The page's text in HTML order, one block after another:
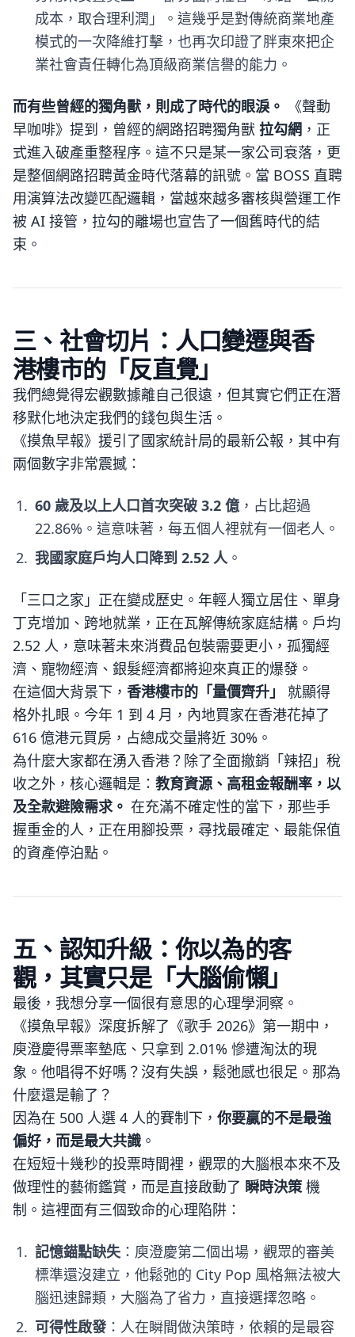
成本，取合理利潤」。這幾乎是對傳統商業地產
模式的一次降維打擊，也再次印證了胖東來把企
業社會責任轉化為頂級商業信譽的能力。
而有些曾經的獨角獸，則成了時代的眼淚。
《聲動
早咖啡》提到，曾經的網路招聘獨角獸 拉勾網 ，正
式進入破產重整程序。這不只是某一家公司衰落，更
是整個網路招聘黃金時代落幕的訊號。當 BOSS 直聘
用演算法改變匹配邏輯，當越來越多審核與營運工作
被 AI 接管，拉勾的離場也宣告了一個舊時代的結
束。
三、社會切片：人口變遷與香
港樓市的「反直覺」
我們總覺得宏觀數據離自己很遠，但其實它們正在潛
移默化地決定我們的錢包與生活。
《摸魚早報》援引了國家統計局的最新公報，其中有
兩個數字非常震撼：
60 歲及以上人口首次突破 3.2 億 ，占比超過
22.86%。這意味著，每五個人裡就有一個老人。
我國家庭戶均人口降到 2.52 人。
「三口之家」正在變成歷史。年輕人獨立居住、單身
丁克增加、跨地就業，正在瓦解傳統家庭結構。戶均
2.52 人，意味著未來消費品包裝需要更小，孤獨經
濟、寵物經濟、銀髮經濟都將迎來真正的爆發。
在這個大背景下， 香港樓市的「量價齊升」
就顯得
格外扎眼。今年 1 到 4 月，內地買家在香港花掉了
616 億港元買房，占總成交量將近 30%。
為什麼大家都在湧入香港？除了全面撤銷「辣招」稅
收之外，核心邏輯是： 教育資源、高租金報酬率，以
及全款避險需求。 在充滿不確定性的當下，那些手
握重金的人，正在用腳投票，尋找最確定、最能保值
的資產停泊點。
五、認知升級：你以為的客
觀，其實只是「大腦偷懶」
最後，我想分享一個很有意思的心理學洞察。
《摸魚早報》深度拆解了《歌手 2026》第一期中，
庾澄慶得票率墊底、只拿到 2.01% 慘遭淘汰的現
象。他唱得不好嗎？沒有失誤，鬆弛感也很足。那為
什麼還是輸了？
因為在 500 人選 4 人的賽制下， 你要贏的不是最強
偏好，而是最大共識 。
在短短十幾秒的投票時間裡，觀眾的大腦根本來不及
做理性的藝術鑑賞，而是直接啟動了 瞬時決策機
制。這裡面有三個致命的心理陷阱：
記憶錨點缺失 ：庾澄慶第二個出場，觀眾的審美
標準還沒建立，他鬆弛的 City Pop 風格無法被大
腦迅速歸類，大腦為了省力，直接選擇忽略。
可得性啟發 ：人在瞬間做決策時，依賴的是最容